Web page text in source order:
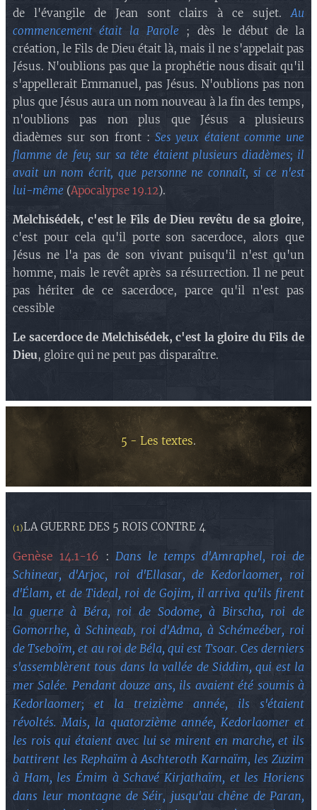
de l'évangile de Jean sont clairs à ce sujet.Au
commencement était la Parole ; dès le début de la
création, le Fils de Dieu était là, mais il ne s'appelait pas
Jésus. N'oublions pas que la prophétie nous disait qu'il
s'appellerait Emmanuel, pas Jésus. N'oublions pas non
plus que Jésus aura un nom nouveau à la fin des temps,
n'oublions pas non plus que Jésus a plusieurs
diadèmes sur son front :Ses yeux étaient comme une
flamme de feu; sur sa tête étaient plusieurs diadèmes; il
avait un nom écrit, que personne ne connaît, si ce n'est
lui-même (Apocalypse 19.12).
Melchisédek, c'est le Fils de Dieu revêtu de sa gloire,
c'est pour cela qu'il porte son sacerdoce, alors que
Jésus ne l'a pas de son vivant puisqu'il n'est qu'un
homme, mais le revêt après sa résurrection. Il ne peut
pas hériter de ce sacerdoce, parce qu'il n'est pas
cessible
Le sacerdoce de Melchisédek, c'est la gloire du Fils de
Dieu, gloire qui ne peut pas disparaître.
5 - Les textes.
(1)LA GUERRE DES 5 ROIS CONTRE 4
Genèse 14.1-16 :Dans le temps d'Amraphel, roi de
Schinear, d'Arjoc, roi d'Ellasar, de Kedorlaomer, roi
d'Élam, et de Tideal, roi de Gojim, il arriva qu'ils firent
la guerre à Béra, roi de Sodome, à Birscha, roi de
Gomorrhe, à Schineab, roi d'Adma, à Schémeéber, roi
de Tseboïm, et au roi de Béla, qui est Tsoar. Ces derniers
s'assemblèrent tous dans la vallée de Siddim, qui est la
mer Salée. Pendant douze ans, ils avaient été soumis à
Kedorlaomer; et la treizième année, ils s'étaient
révoltés. Mais, la quatorzième année, Kedorlaomer et
les rois qui étaient avec lui se mirent en marche, et ils
battirent les Rephaïm à Aschteroth Karnaïm, les Zuzim
à Ham, les Émim à Schavé Kirjathaïm, et les Horiens
dans leur montagne de Séir, jusqu'au chêne de Paran,